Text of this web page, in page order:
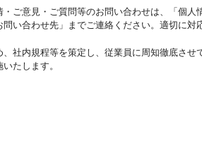
ご意見・ご質問等のお問い合わせは、「個人
い合わせ先」までご連絡ください。適切に対
社内規程等を策定し、従業員に周知徹底させ
たします。